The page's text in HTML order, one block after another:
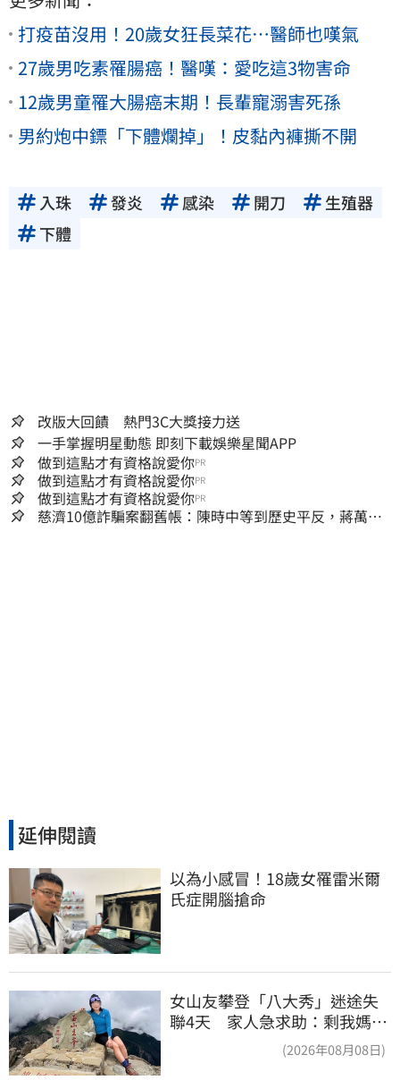
打疫苗沒用！20歲女狂長菜花…醫師也嘆氣
27歲男吃素罹腸癌！醫嘆：愛吃這3物害命
12歲男童罹大腸癌末期！長輩寵溺害死孫
男約炮中鏢「下體爛掉」！皮黏內褲撕不開
入珠 發炎 感染 開刀
生殖器
下體
改版大回饋 熱門3C大獎接力送
一手掌握明星動態 即刻下載娛樂星聞APP
做到這點才有資格說愛你PR
做到這點才有資格說愛你PR
做到這點才有資格說愛你PR
慈濟10億詐騙案翻舊帳：陳時中等到歷史平反，蔣萬安
延伸閱讀
以為小感冒！18歲女罹雷米爾
氏症開腦搶命
女山友攀登「八大秀」迷途失
聯4天 家人急求助：剩我媽還
(2026年08月08日)